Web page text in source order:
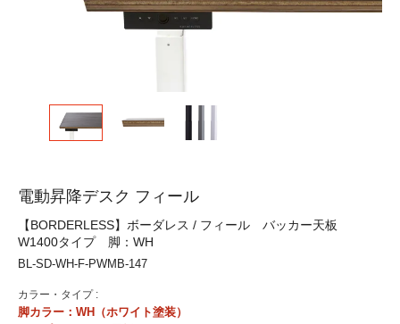
電動昇降デスク フィール
【BORDERLESS】ボーダレス / フィール バッカー天板
W1400タイプ 脚：WH
BL-SD-WH-F-PWMB-147
カラー・タイプ :
脚カラー：WH（ホワイト塗装）